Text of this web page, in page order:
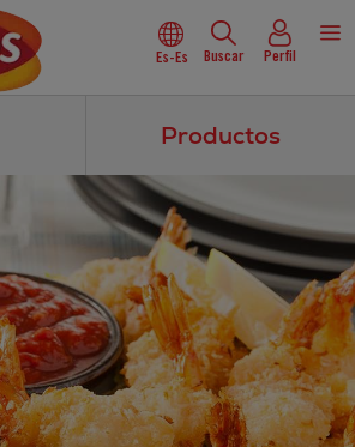
Es-Es Buscar Perfil
Productos